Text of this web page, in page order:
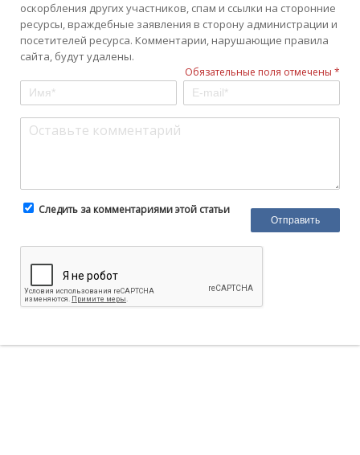
оскорбления других участников, спам и ссылки на сторонние
ресурсы, враждебные заявления в сторону администрации и
посетителей ресурса. Комментарии, нарушающие правила
сайта, будут удалены.
Обязательные поля отмечены *
Следить за комментариями этой статьи